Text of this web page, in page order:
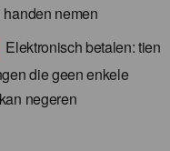
nemen
Elektronisch betalen: tien
die geen enkele
negeren